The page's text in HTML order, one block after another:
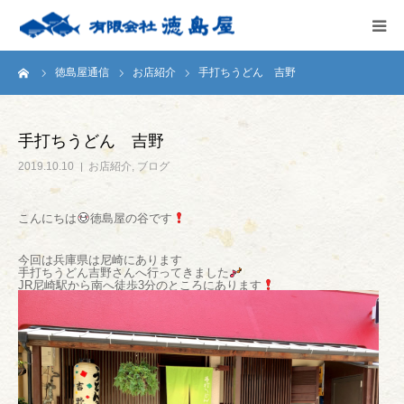
徳島屋通信 お店紹介 手打ちうどん 吉野
手打ちうどん 吉野
2019.10.10 お店紹介, ブログ
こんにちは 徳島屋の谷です
今回は兵庫県は尼崎にあります
手打ちうどん吉野さんへ行ってきました
JR尼崎駅から南へ徒歩3分のところにあります
HOME
商品案内
お問い合わせ